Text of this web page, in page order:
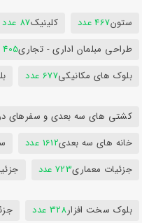
ستون467 عدد کلینیک87 عدد
طراحی مبلمان اداری - تجاری405 عدد
بلوک های مکانیکی677 عدد
کشتی های سه بعدی و سفرهای
خانه های سه بعدی1612 عدد
جزئیات معماری723 عدد
بلوک سخت افزار328 عدد